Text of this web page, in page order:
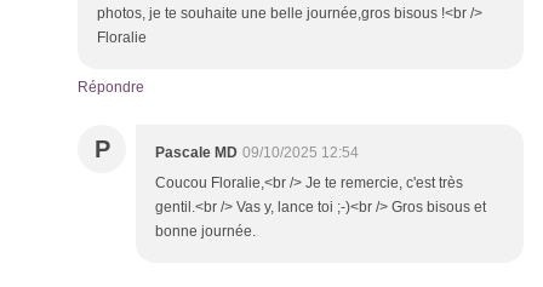
photos, je te souhaite une belle journée,gros bisous !<br />
Floralie
Répondre
P Pascale MD 09/10/2025 12:54
Coucou Floralie,<br /> Je te remercie, c'est très
gentil.<br /> Vas y, lance toi ;-)<br /> Gros bisous et
bonne journée.